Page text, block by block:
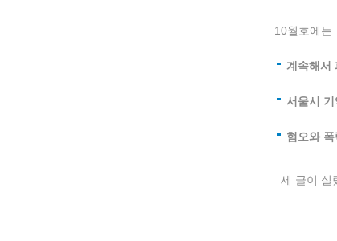
10월호에는
계속해서
서울시
혐오와
세 글이 실